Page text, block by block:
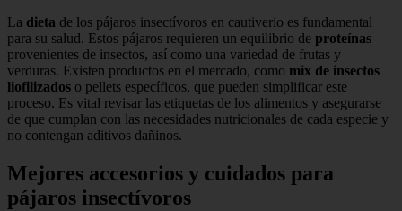
La dieta de los pájaros insectívoros en cautiverio es fundamental
para su salud. Estos pájaros requieren un equilibrio de proteínas
provenientes de insectos, así como una variedad de frutas y
verduras. Existen productos en el mercado, como mix de insectos
liofilizados o pellets específicos, que pueden simplificar este
proceso. Es vital revisar las etiquetas de los alimentos y asegurarse
de que cumplan con las necesidades nutricionales de cada especie y
no contengan aditivos dañinos.
Mejores accesorios y cuidados para
pájaros insectívoros